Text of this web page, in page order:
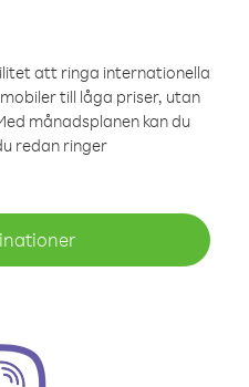
att ringa internationella
till låga priser, utan
månadsplanen kan du
redan ringer